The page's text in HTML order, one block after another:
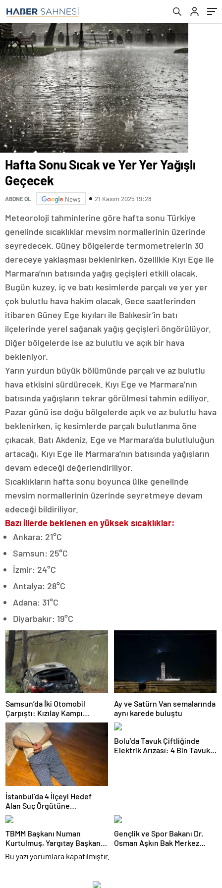
Hafta Sonu Sıcak ve Yer Yer Yağışlı
Geçecek
ABONE OL News 21 Kasım 2025 19:28
Meteoroloji tahminlerine göre hafta sonu Türkiye
genelinde sıcaklıklar mevsim normallerinin üzerinde
seyredecek. Güney bölgelerde termometrelerin 30
dereceye yaklaşması beklenirken, özellikle Kıyı Ege ile
Marmara’nın batısında yağış geçişleri etkili olacak.
Bugün kuzey, iç ve batı kesimlerde parçalı ve yer yer
çok bulutlu hava hakim olacak. Gece saatlerinden
itibaren Güney Ege kıyıları ile Balıkesir’in batı
ilçelerinde yerel sağanak yağış geçişleri öngörülüyor.
Diğer bölgelerde ise az bulutlu ve açık bir hava
bekleniyor.
Yarın yurdun büyük bölümünde parçalı ve az bulutlu
hava etkisini sürdürecek. Kıyı Ege ve Marmara’nın
batısında yağışların tekrar görülmesi tahmin ediliyor.
Pazar günü ise doğu bölgelerde açık ve az bulutlu hava
beklenirken, iç kesimlerde parçalı bulutlanma öne
çıkacak. Batı Akdeniz, Ege ve Marmara’da bulutluluğun
artacağı, Kıyı Ege ile Marmara’nın batısında yağışların
devam edeceği değerlendiriliyor.
Sıcaklıkların hafta sonu boyunca ülke genelinde
mevsim normallerinin üzerinde seyretmeye devam
edeceği bildiriliyor.
Bazı illerde beklenen en yüksek sıcaklıklar:
Ankara: 21°C
Samsun: 25°C
İzmir: 24°C
Antalya: 28°C
Adana: 31°C
Diyarbakır: 19°C
Samsun’da İki Otomobil
Çarpıştı: Kızılay Kampı
Alanına Savrulan Araçtaki 1
Kişi Yaralandı
Ay ve Satürn Van semalarında
aynı karede buluştu
İstanbul’da 4 İlçeyi Hedef
Alan Suç Örgütüne
Operasyon: 7 Gözaltı
Bolu’da Tavuk Çiftliğinde
Elektrik Arızası: 4 Bin Tavuk
TBMM Başkanı Numan
Kurtulmuş, Yargıtay Başkanı
Ömer Kerkez’i Kabul Etti
Gençlik ve Spor Bakanı Dr.
Osman Aşkın Bak Merkez
Bu yazı yorumlara kapatılmıştır.